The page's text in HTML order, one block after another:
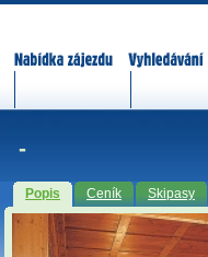
-
Popis Ceník Skipasy